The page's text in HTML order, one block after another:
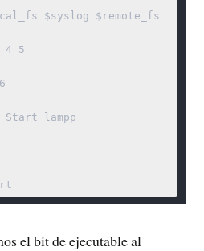
$syslog $remote_fs
4 5
lampp
el bit de ejecutable al